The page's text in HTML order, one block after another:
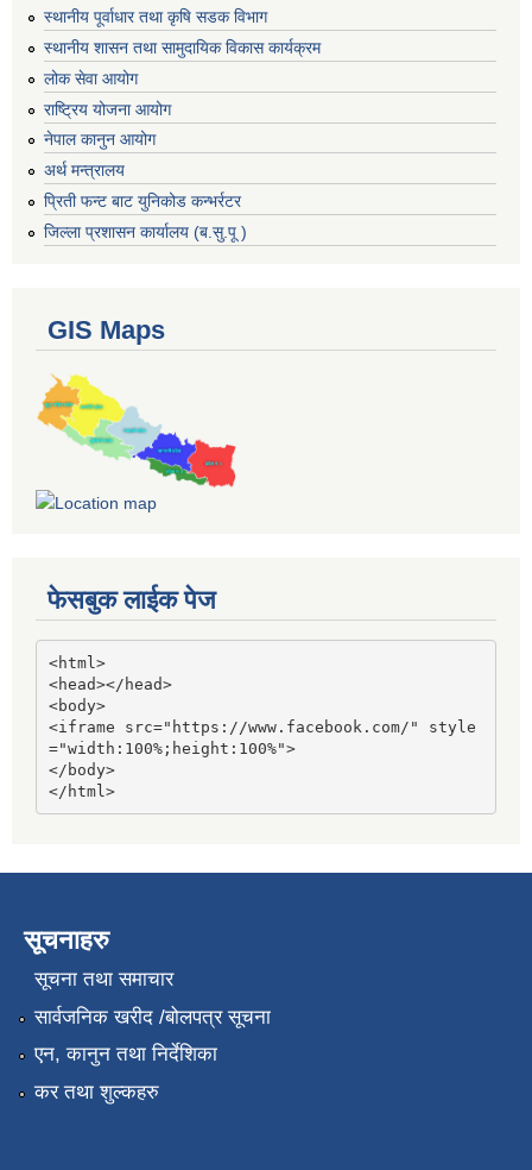
स्थानीय पूर्वाधार तथा कृषि सडक विभाग
स्थानीय शासन तथा सामुदायिक विकास कार्यक्रम
लोक सेवा आयोग
राष्ट्रिय योजना आयोग
नेपाल कानुन आयोग
अर्थ मन्त्रालय
प्रिती फन्ट बाट युनिकोड कन्भर्रटर
जिल्ला प्रशासन कार्यालय (ब.सु.पू )
GIS Maps
फेसबुक लाईक पेज
<html>
<head></head>
<body>
<iframe src="https://www.facebook.com/" style
="width:100%;height:100%">
</body>
</html>
सूचनाहरु
सूचना तथा समाचार
सार्वजनिक खरीद /बोलपत्र सूचना
एन, कानुन तथा निर्देशिका
कर तथा शुल्कहरु